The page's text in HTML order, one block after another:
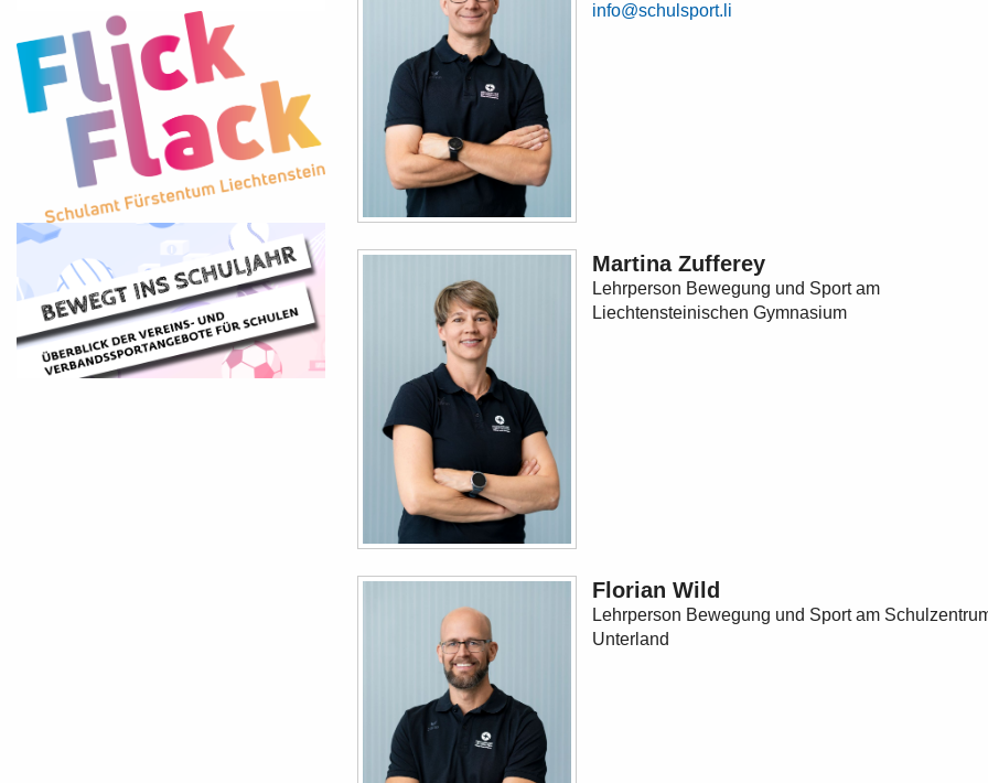
info@schulsport.li
Martina Zufferey
Lehrperson Bewegung und Sport am
Liechtensteinischen Gymnasium
Florian Wild
Lehrperson Bewegung und Sport am
Unterland